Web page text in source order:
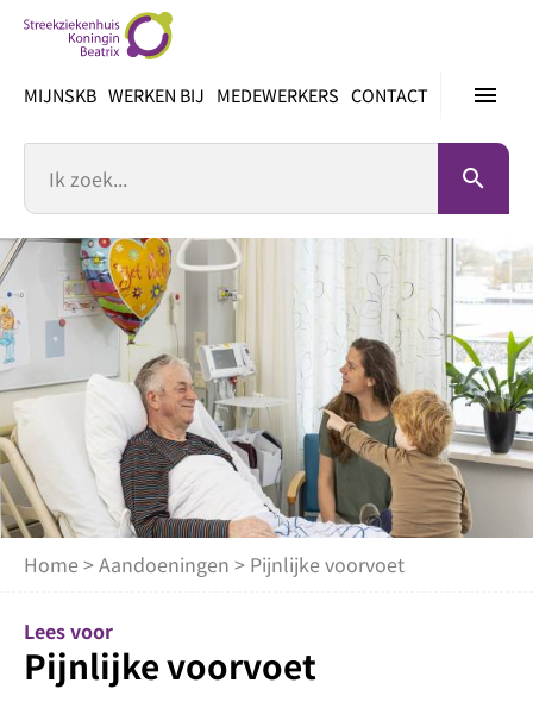
inhoud
menu
MIJNSKB WERKEN BIJ MEDEWERKERS CONTACT
search
Home >Aandoeningen > Pijnlijke voorvoet
Lees voor
Pijnlijke voorvoet